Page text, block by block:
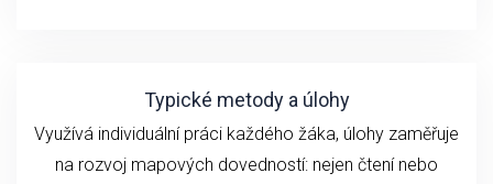
Typické metody a úlohy
Využívá individuální práci každého žáka, úlohy zaměřuje
na rozvoj mapových dovedností: nejen čtení nebo